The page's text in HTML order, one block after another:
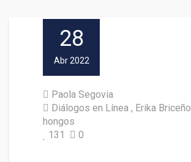
28
Abr 2022
Paola Segovia
Diálogos en Línea
Erika Briceño
hongos
131
0